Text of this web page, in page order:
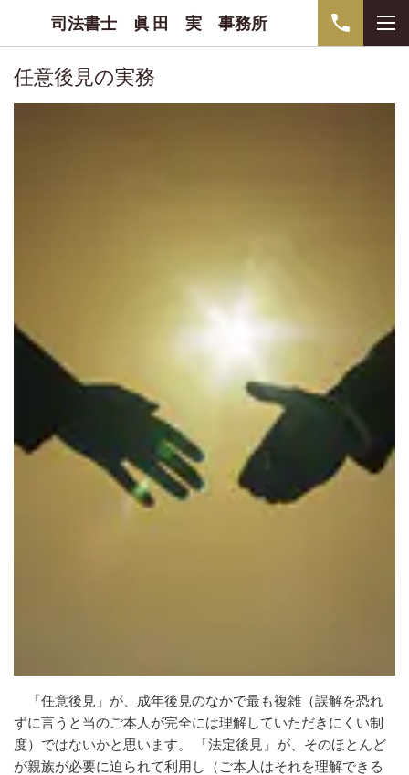
司法書士 眞 田 実 事務所
任意後見の実務
「任意後見」が、成年後見のなかで最も複雑（誤解を恐れ
ずに言うと当のご本人が完全には理解していただきにくい制
度）ではないかと思います。 「法定後見」が、そのほとんど
が親族が必要に迫られて利用し（ご本人はそれを理解できる